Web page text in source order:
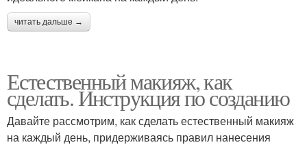
читать дальше →
Естественный макияж, как
сделать. Инструкция по созданию
Давайте рассмотрим, как сделать естественный макияж
на каждый день, придерживаясь правил нанесения